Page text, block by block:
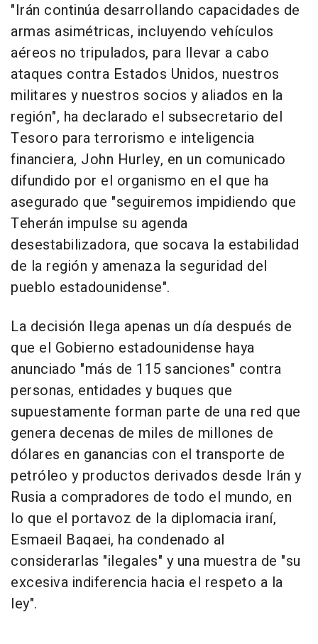
"Irán continúa desarrollando capacidades de
armas asimétricas, incluyendo vehículos
aéreos no tripulados, para llevar a cabo
ataques contra Estados Unidos, nuestros
militares y nuestros socios y aliados en la
región", ha declarado el subsecretario del
Tesoro para terrorismo e inteligencia
financiera, John Hurley, en un comunicado
difundido por el organismo en el que ha
asegurado que "seguiremos impidiendo que
Teherán impulse su agenda
desestabilizadora, que socava la estabilidad
de la región y amenaza la seguridad del
pueblo estadounidense".
La decisión llega apenas un día después de
que el Gobierno estadounidense haya
anunciado "más de 115 sanciones" contra
personas, entidades y buques que
supuestamente forman parte de una red que
genera decenas de miles de millones de
dólares en ganancias con el transporte de
petróleo y productos derivados desde Irán y
Rusia a compradores de todo el mundo, en
lo que el portavoz de la diplomacia iraní,
Esmaeil Baqaei, ha condenado al
considerarlas "ilegales" y una muestra de "su
excesiva indiferencia hacia el respeto a la
ley".